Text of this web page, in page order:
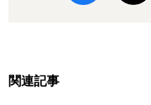
関連記事